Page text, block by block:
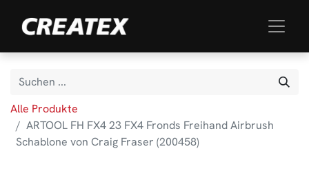
Alle Produkte
ARTOOL FH FX4 23 FX4 Fronds Freihand Airbrush
Schablone von Craig Fraser (200458)